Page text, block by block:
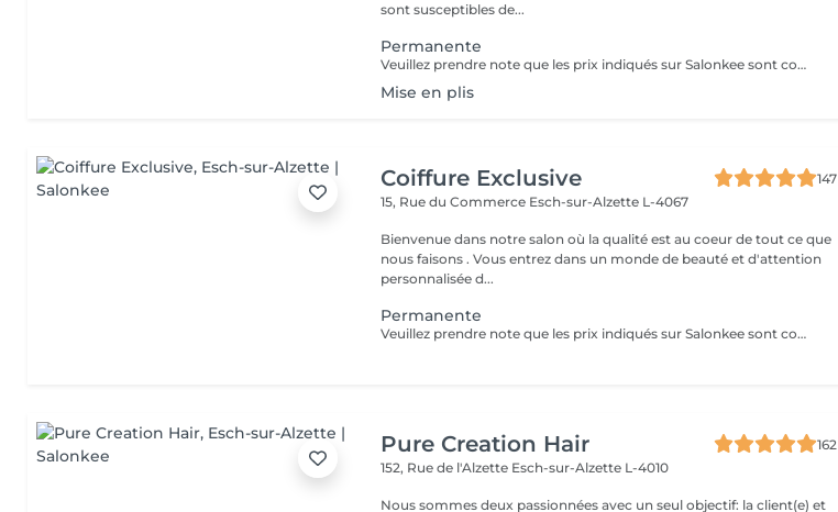
sont susceptibles de...
Permanente
Veuillez prendre note que les prix indiqués sur Salonkee sont communiqués à titre informatif et s'entendent de base. Ces derniers sont susceptibles de varier selon le diagnostic réalisé à votre arrivée au salon et l'expertise du professionnel à qui vous confiez votre beauté. Dans tous les cas, un devis précis vous sera proposé et toutes réalisations de prestations seront effectuées avec votre accord. Un grand merci d'avance pour votre compréhension. Au plaisir de vous revoir très vite.
Mise en plis
Coiffure Exclusive
147
15, Rue du Commerce Esch-sur-Alzette L-4067
Bienvenue dans notre salon où la qualité est au coeur de tout ce que
nous faisons . Vous entrez dans un monde de beauté et d'attention
personnalisée d...
Permanente
Veuillez prendre note que les prix indiqués sur Salonkee sont communiqués à titre informatif et s'entendent de base. Ces derniers sont susceptibles de varier selon le diagnostic réalisé à votre arrivée au salon et l'expertise du professionnel à qui vous confiez votre beauté. Un grand merci d'avance pour votre compréhension. Au plaisir de vous recevoir très vite.
Pure Creation Hair
162
152, Rue de l'Alzette Esch-sur-Alzette L-4010
Nous sommes deux passionnées avec un seul objectif: la client(e) et